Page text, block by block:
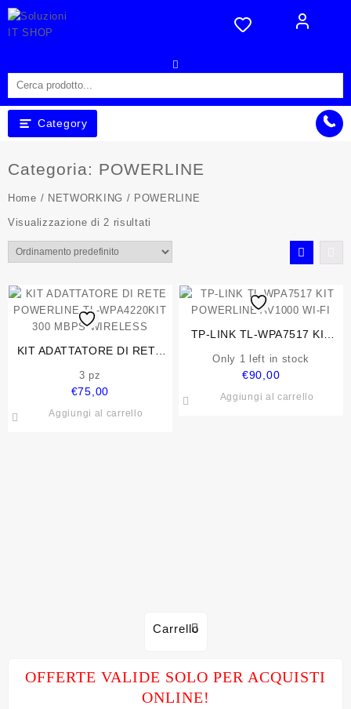
Skip
to
Category
Categoria: POWERLINE
Home / NETWORKING / POWERLINE
Visualizzazione di 2 risultati
KIT ADATTATORE DI RETE
300 MBPS WIRELESS
3 pz
€75,00
Aggiungi al carrello
TP-LINK TL-WPA7517 KIT
Only 1 left in stock
€90,00
Aggiungi al carrello
Carrello
OFFERTE VALIDE SOLO PER ACQUISTI
ONLINE!